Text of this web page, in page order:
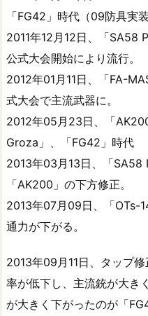
「FG42」時代（09防具実装
2011年12月12日、「SA58
公式大会開始により流行。
2012年01月11日、「FA-
式大会で主流武器に。
2012年05月23日、「
Groza」、「FG42」時代
2013年03月13日、「SA58
「AK200」の下方修正。
2013年07月09日、「OTs-
通力が下がる。
2013年09月11日、タップ
率が低下し、主流銃が大き
が大きく下がったのが「